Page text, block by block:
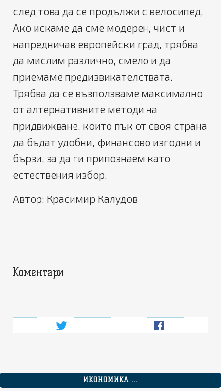
след това да се продължи с велосипед.
Ако искаме да сме модерен, чист и
напредничав европейски град, трябва
да мислим различно, смело и да
приемаме предизвикателствата.
Трябва да се възползваме максимално
от алтернативните методи на
придвижване, които пък от своя страна
да бъдат удобни, финансово изгодни и
бързи, за да ги припознаем като
естествения избор.
Автор: Красимир Калудов
Коментари
ИКОНОМИКА ...